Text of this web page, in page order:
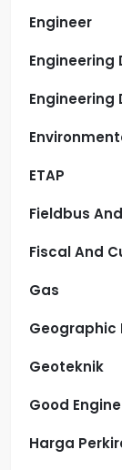
Engineer
Engineering
ETAP
Fieldbus
Fiscal And
Gas
Geographic
Geoteknik
Good
Harga